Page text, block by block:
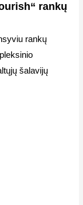
rankų
rankų
šalavijų